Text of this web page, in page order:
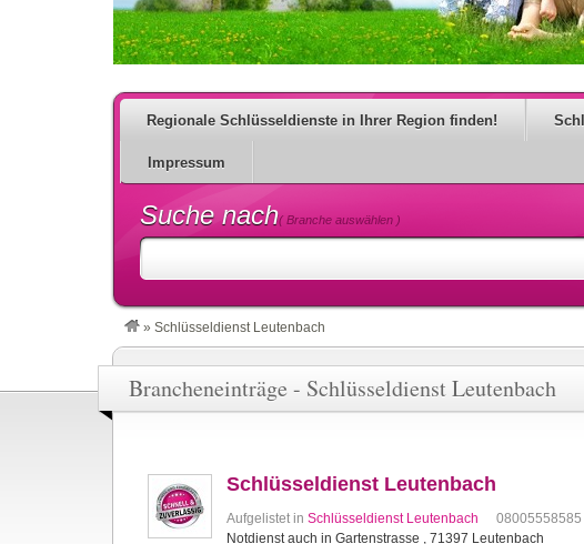
Regionale Schlüsseldienste in Ihrer Region finden!
Impressum
Suche nach( Branche auswählen )
» Schlüsseldienst Leutenbach
Brancheneinträge - Schlüsseldienst Leutenbach
Schlüsseldienst Leutenbach
Aufgelistet in Schlüsseldienst Leutenbach
08005558585
Notdienst auch in Gartenstrasse , 71397 Leutenbach